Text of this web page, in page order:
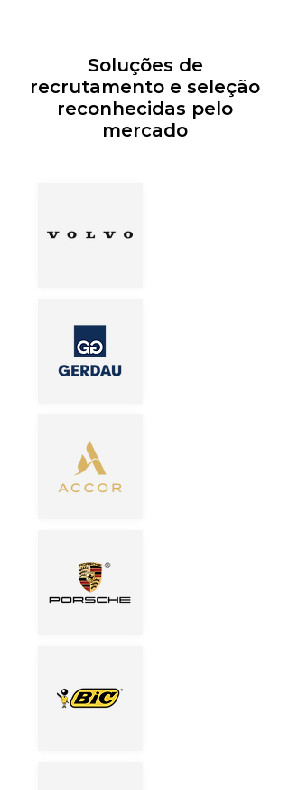
Soluções de
recrutamento e seleção
reconhecidas pelo
mercado